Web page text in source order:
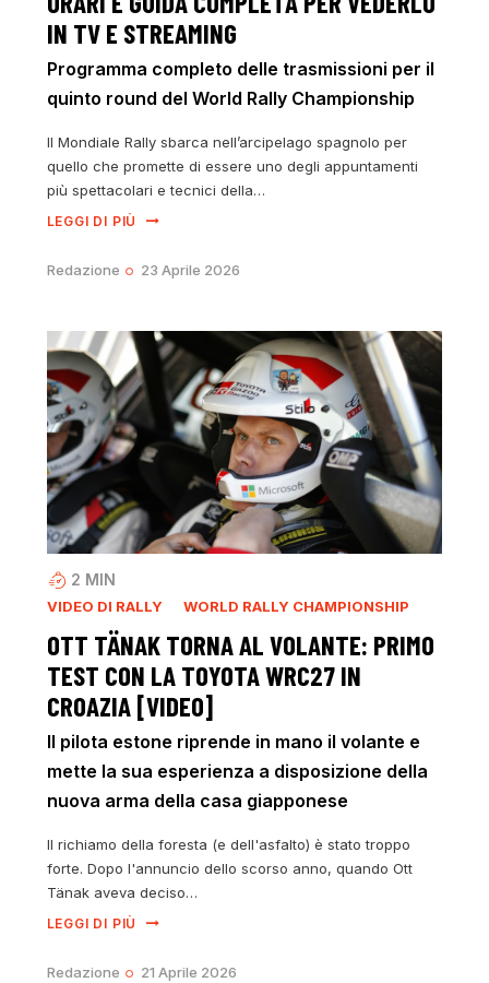
IN TV E STREAMING
Programma completo delle trasmissioni per il
quinto round del World Rally Championship
Il Mondiale Rally sbarca nell’arcipelago spagnolo per
quello che promette di essere uno degli appuntamenti
più spettacolari e tecnici della…
LEGGI DI PIÙ
Redazione 23 Aprile 2026
2 MIN
VIDEO DI RALLY WORLD RALLY CHAMPIONSHIP
OTT TÄNAK TORNA AL VOLANTE: PRIMO
TEST CON LA TOYOTA WRC27 IN
CROAZIA [VIDEO]
Il pilota estone riprende in mano il volante e
mette la sua esperienza a disposizione della
nuova arma della casa giapponese
Il richiamo della foresta (e dell'asfalto) è stato troppo
forte. Dopo l'annuncio dello scorso anno, quando Ott
Tänak aveva deciso…
LEGGI DI PIÙ
Redazione 21 Aprile 2026